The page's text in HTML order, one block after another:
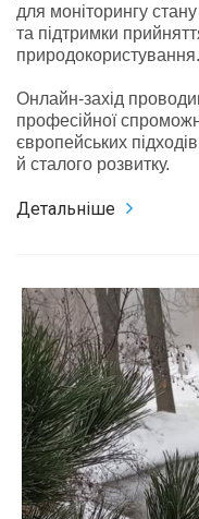
для моніторингу
та підтримки
природокористування.
Онлайн-захід
професійної
європейських
й сталого розвитку.
Детальніше